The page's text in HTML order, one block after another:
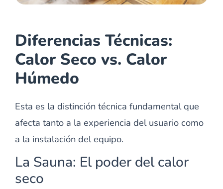
Diferencias Técnicas:
Calor Seco vs. Calor
Húmedo
Esta es la distinción técnica fundamental que
afecta tanto a la experiencia del usuario como
a la instalación del equipo.
La Sauna: El poder del calor
seco